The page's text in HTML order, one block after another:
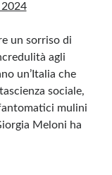
un sorriso di
agli
un’Italia che
sociale,
mulini
Meloni ha